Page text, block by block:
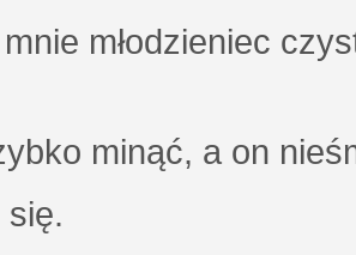
młodzieniec
minąć, a on
się.